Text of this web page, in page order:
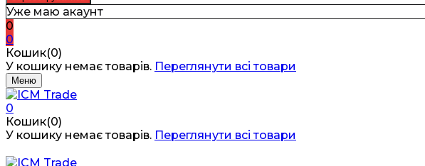
Уже маю акаунт
0
0
Кошик(0)
У кошику немає товарів. Переглянути всі товари
Меню
0
Кошик(0)
У кошику немає товарів. Переглянути всі товари